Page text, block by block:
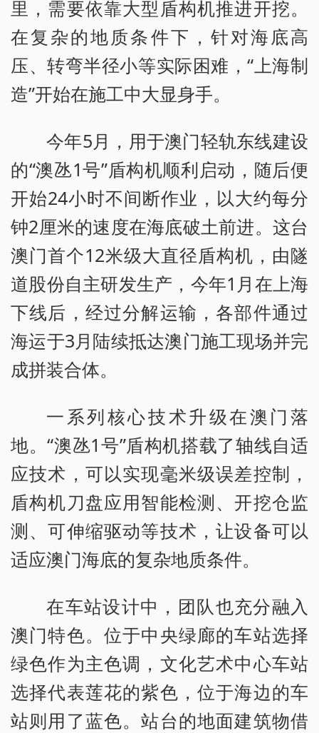
里，需要依靠大型盾构机推进开挖。
在复杂的地质条件下，针对海底高
压、转弯半径小等实际困难，“上海制
造”开始在施工中大显身手。
今年5月，用于澳门轻轨东线建设
的“澳氹1号”盾构机顺利启动，随后便
开始24小时不间断作业，以大约每分
钟2厘米的速度在海底破土前进。这台
澳门首个12米级大直径盾构机，由隧
道股份自主研发生产，今年1月在上海
下线后，经过分解运输，各部件通过
海运于3月陆续抵达澳门施工现场并完
成拼装合体。
一系列核心技术升级在澳门落
地。“澳氹1号”盾构机搭载了轴线自适
应技术，可以实现毫米级误差控制，
盾构机刀盘应用智能检测、开挖仓监
测、可伸缩驱动等技术，让设备可以
适应澳门海底的复杂地质条件。
在车站设计中，团队也充分融入
澳门特色。位于中央绿廊的车站选择
绿色作为主色调，文化艺术中心车站
选择代表莲花的紫色，位于海边的车
站则用了蓝色。站台的地面建筑物借